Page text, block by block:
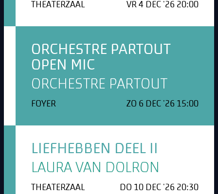
THEATERZAAL VR 4 DEC '26 20:00
ORCHESTRE PARTOUT
OPEN MIC
ORCHESTRE PARTOUT
FOYER ZO 6 DEC '26 15:00
LIEFHEBBEN DEEL II
LAURA VAN DOLRON
THEATERZAAL DO 10 DEC '26 20:30